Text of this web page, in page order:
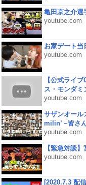
亀田京之介選
youtube.com
お家デート当
youtube.com
【公式ライ
ス・モンダミ
youtube.com
サザンオール
milin’ ~皆さ
youtube.com
【緊急対談
youtube.com
[2020.7.3 配